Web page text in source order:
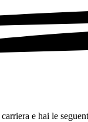
e hai le